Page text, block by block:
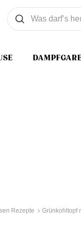
Was wollen Sie suchen
Suchen
Rezepte Grünkohltopf